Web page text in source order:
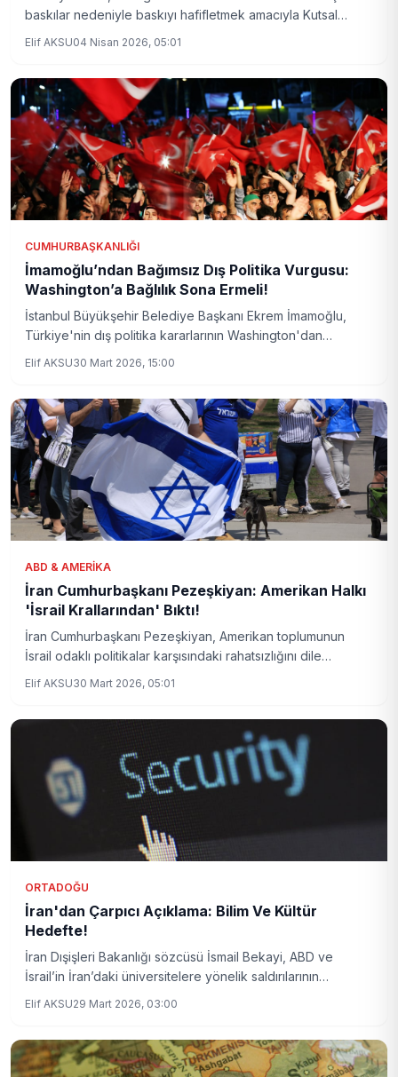
baskılar nedeniyle baskıyı hafifletmek amacıyla Kutsal
Elif AKSU04 Nisan 2026, 05:01
CUMHURBAŞKANLIĞI
İmamoğlu’ndan Bağımsız Dış Politika Vurgusu:
Washington’a Bağlılık Sona Ermeli!
İstanbul Büyükşehir Belediye Başkanı Ekrem İmamoğlu,
Türkiye'nin dış politika kararlarının Washington'dan
Elif AKSU30 Mart 2026, 15:00
ABD & AMERIKA
İran Cumhurbaşkanı Pezeşkiyan: Amerikan Halkı
'İsrail Krallarından' Bıktı!
İran Cumhurbaşkanı Pezeşkiyan, Amerikan toplumunun
İsrail odaklı politikalar karşısındaki rahatsızlığını dile
Elif AKSU30 Mart 2026, 05:01
ORTADOĞU
İran'dan Çarpıcı Açıklama: Bilim Ve Kültür
Hedefte!
İran Dışişleri Bakanlığı sözcüsü İsmail Bekayi, ABD ve
İsrail’in İran’daki üniversitelere yönelik saldırılarının
Elif AKSU29 Mart 2026, 03:00